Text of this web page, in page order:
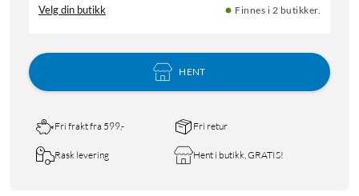
Velg din butikk Finnes i 2 butikker.
HENT
Fri frakt fra 599,- Fri retur
Rask levering Hent i butikk, GRATIS!